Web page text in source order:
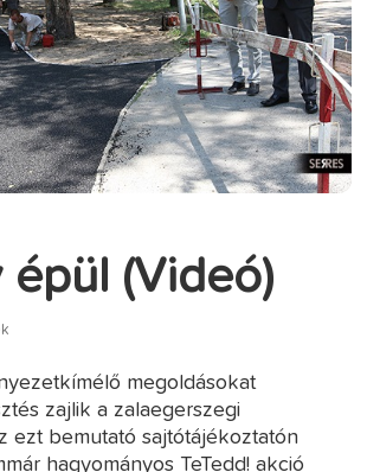
épül (Videó)
megoldásokat
zajlik a zalaegerszegi
ezt bemutató sajtótájékoztatón
hagyományos TeTedd! akció